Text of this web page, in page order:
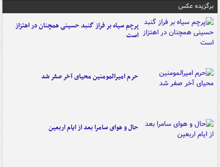
برگزیده عکس
پرچم سیاه بر فراز گنبد حسینی همچنان در اهتزاز
است
حرم امیرالمومنین محیای آخر صفر شد
حال و هوای سامرا بعد از ایام اربعین